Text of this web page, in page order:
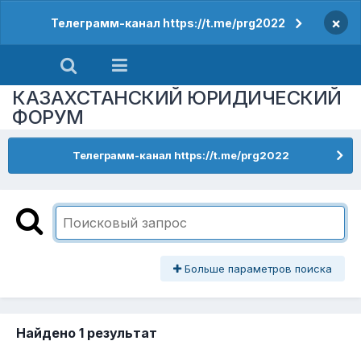
Телеграмм-канал https://t.me/prg2022 ×
КАЗАХСТАНСКИЙ ЮРИДИЧЕСКИЙ
ФОРУМ
Телеграмм-канал https://t.me/prg2022
Больше параметров поиска
Найдено 1 результат